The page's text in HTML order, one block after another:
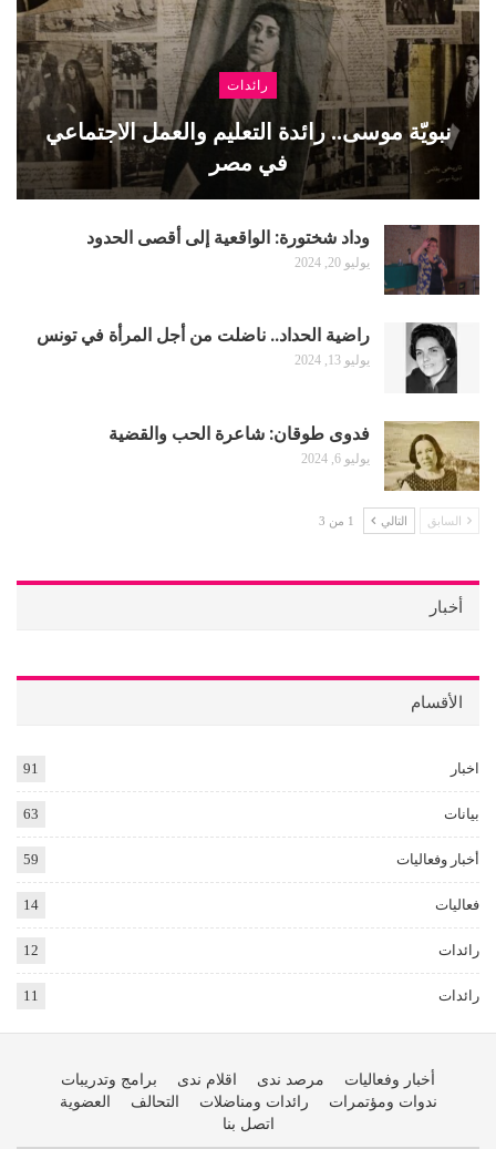
رائدات
نبويّة موسى.. رائدة التعليم والعمل الاجتماعي
في مصر
وداد شختورة: الواقعية إلى أقصى الحدود
يوليو 20, 2024
راضية الحداد.. ناضلت من أجل المرأة في تونس
يوليو 13, 2024
فدوى طوقان: شاعرة الحب والقضية
يوليو 6, 2024
السابق التالي 1 من 3
أخبار
الأقسام
اخبار 91
بيانات 63
أخبار وفعاليات 59
فعاليات 14
رائدات 12
رائدات 11
أخبار وفعاليات مرصد ندى اقلام ندى
برامج وتدريبات
ندوات ومؤتمرات
رائدات ومناضلات التحالف
العضوية
اتصل بنا